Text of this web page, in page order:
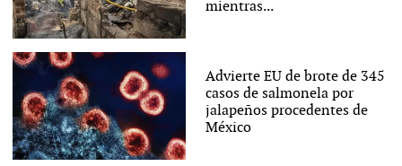
mientras...
Advierte EU de brote de 345
casos de salmonela por
jalapeños procedentes de
México